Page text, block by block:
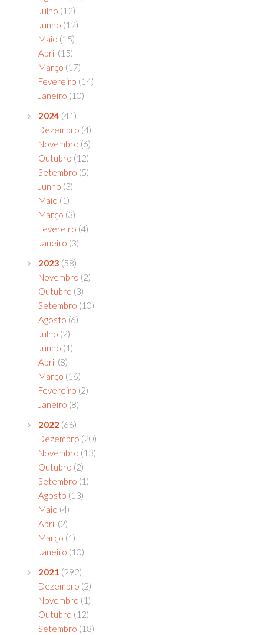
Julho (12)
Junho (12)
Maio (15)
Abril (15)
Março (17)
Fevereiro (14)
Janeiro (10)
2024 (41)
Dezembro (4)
Novembro (6)
Outubro (12)
Setembro (5)
Junho (3)
Maio (1)
Março (3)
Fevereiro (4)
Janeiro (3)
2023 (58)
Novembro (2)
Outubro (3)
Setembro (10)
Agosto (6)
Julho (2)
Junho (1)
Abril (8)
Março (16)
Fevereiro (2)
Janeiro (8)
2022 (66)
Dezembro (20)
Novembro (13)
Outubro (2)
Setembro (1)
Agosto (13)
Maio (4)
Abril (2)
Março (1)
Janeiro (10)
2021 (292)
Dezembro (2)
Novembro (1)
Outubro (12)
Setembro (18)